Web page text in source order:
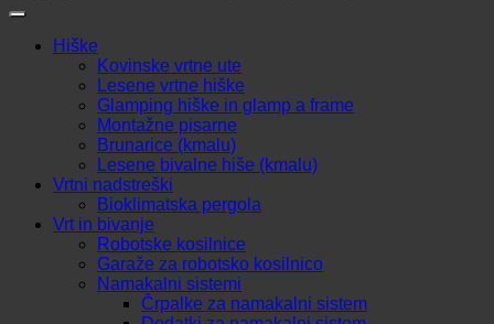
Hiške
Kovinske vrtne ute
Lesene vrtne hiške
Glamping hiške in glamp a frame
Montažne pisarne
Brunarice (kmalu)
Lesene bivalne hiše (kmalu)
Vrtni nadstreški
Bioklimatska pergola
Vrt in bivanje
Robotske kosilnice
Garaže za robotsko kosilnico
Namakalni sistemi
Črpalke za namakalni sistem